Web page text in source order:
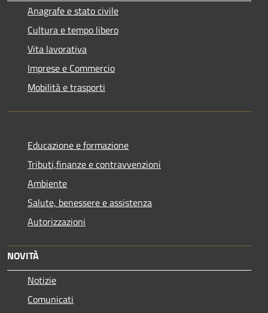
Anagrafe e stato civile
Cultura e tempo libero
Vita lavorativa
Imprese e Commercio
Mobilità e trasporti
Educazione e formazione
Tributi,finanze e contravvenzioni
Ambiente
Salute, benessere e assistenza
Autorizzazioni
NOVITÀ
Notizie
Comunicati